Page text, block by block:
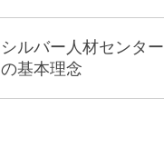
シルバー人材センター
の基本理念